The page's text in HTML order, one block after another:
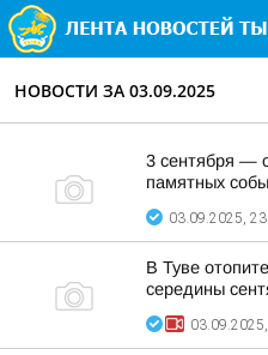
НОВОСТИ ЗА 03.09.2025
3 сентября —
памятных
03.09.2025,
В Туве
середины